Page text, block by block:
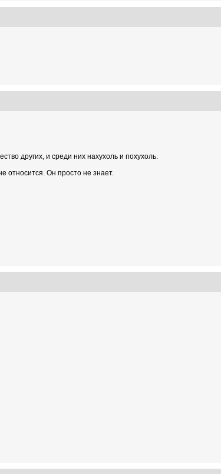
других, и среди них нахухоль и похухоль.
относится. Он просто не знает.